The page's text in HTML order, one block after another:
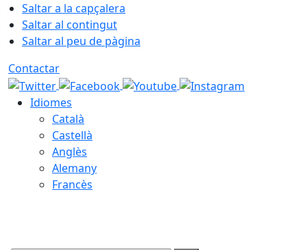
Saltar a la capçalera
Saltar al contingut
Saltar al peu de pàgina
Contactar
Idiomes
Català
Castellà
Anglès
Alemany
Francès